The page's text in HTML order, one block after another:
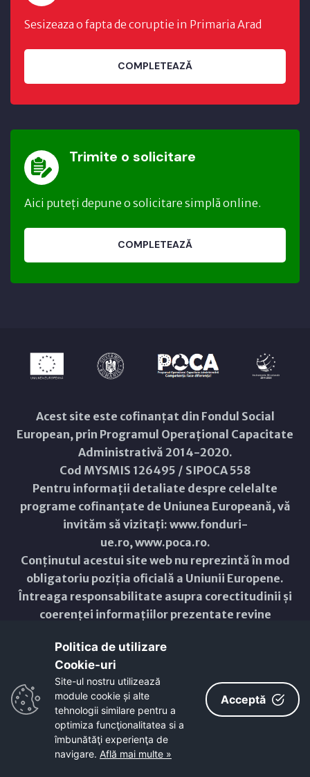
Sesizeaza o fapta de coruptie in Primaria Arad
COMPLETEAZĂ
Trimite o solicitare
Aici puteți depune o solicitare simplă online.
COMPLETEAZĂ
Acest site este cofinanțat din Fondul Social
European, prin Programul Operațional Capacitate
Administrativă 2014-2020.
Cod MYSMIS 126495 / SIPOCA 558
Pentru informații detaliate despre celelalte
programe cofinanțate de Uniunea Europeană, vă
invităm să vizitați: www.fonduri-
ue.ro,www.poca.ro.
Conținutul acestui site web nu reprezintă în mod
obligatoriu poziția oficială a Uniunii Europene.
Întreaga responsabilitate asupra corectitudinii și
coerenței informațiilor prezentate revine
Copyright © 2021 - 2026 -
ResponsiveVoice
Non-Commercial License
Politica de utilizare
Cookie-uri‎
Site-ul nostru utilizează
module cookie și alte
tehnologii similare pentru a
optimiza funcţionalitatea si a
îmbunătăţi experienţa de
navigare. Află mai multe »
Acceptă